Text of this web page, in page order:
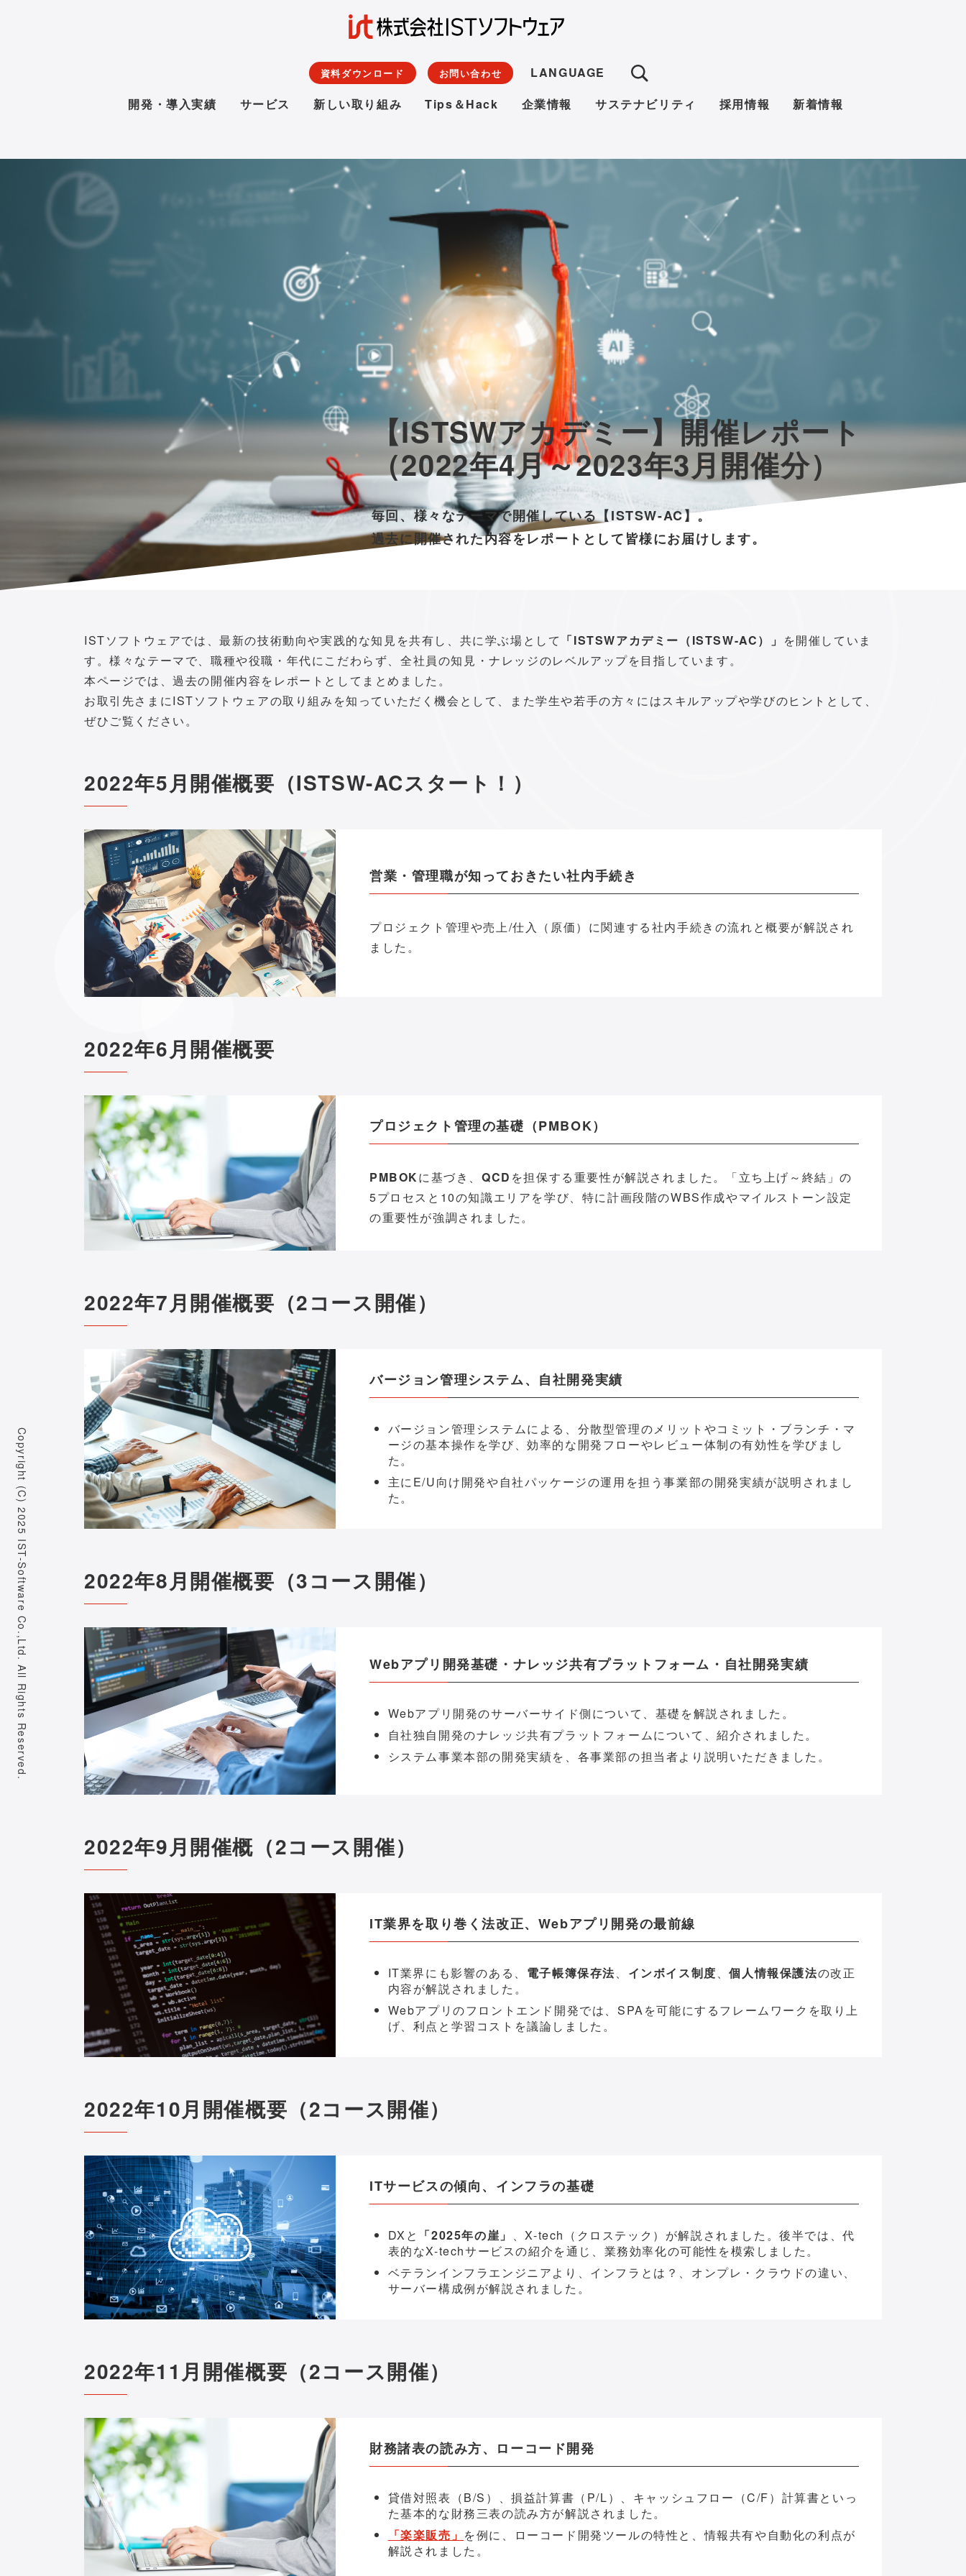
資料ダウンロード お問い合わせ
LANGUAGE
開発・導入実績
サービス 新しい取り組み Tips＆Hack 企業情報 サステナビリティ 採用情報 新着情報
【ISTSWアカデミー】開催レポート
（2022年4月～2023年3月開催分）
毎回、様々なテーマで開催している【ISTSW-AC】。
過去に開催された内容をレポートとして皆様にお届けします。
ISTソフトウェアでは、最新の技術動向や実践的な知見を共有し、共に学ぶ場として 「ISTSWアカデミー（ISTSW-AC）」 を開催していま
す。様々なテーマで、職種や役職・年代にこだわらず、全社員の知見・ナレッジのレベルアップを目指しています。
本ページでは、過去の開催内容をレポートとしてまとめました。
お取引先さまにISTソフトウェアの取り組みを知っていただく機会として、また学生や若手の方々にはスキルアップや学びのヒントとして、
ぜひご覧ください。
2022年5月開催概要（ISTSW-ACスタート！）
営業・管理職が知っておきたい社内手続き
プロジェクト管理や売上/仕入（原価）に関連する社内手続きの流れと概要が解説され
ました。
2022年6月開催概要
プロジェクト管理の基礎（PMBOK）
PMBOKに基づき、 QCD を担保する重要性が解説されました。「立ち上げ～終結」の
5プロセスと10の知識エリアを学び、特に計画段階のWBS作成やマイルストーン設定
の重要性が強調されました。
2022年7月開催概要（2コース開催）
バージョン管理システム、自社開発実績
バージョン管理システムによる、分散型管理のメリットやコミット・ブランチ・マ
ージの基本操作を学び、効率的な開発フローやレビュー体制の有効性を学びまし
た。
主にE/U向け開発や自社パッケージの運用を担う事業部の開発実績が説明されまし
た。
2022年8月開催概要（3コース開催）
Webアプリ開発基礎・ナレッジ共有プラットフォーム・自社開発実績
Webアプリ開発のサーバーサイド側について、基礎を解説されました。
自社独自開発のナレッジ共有プラットフォームについて、紹介されました。
システム事業本部の開発実績を、各事業部の担当者より説明いただきました。
2022年9月開催概（2コース開催）
IT業界を取り巻く法改正、Webアプリ開発の最前線
IT業界にも影響のある、 電子帳簿保存法、 インボイス制度、個人情報保護法の改正
内容が解説されました。
Webアプリのフロントエンド開発では、SPAを可能にするフレームワークを取り上
げ、利点と学習コストを議論しました。
2022年10月開催概要（2コース開催）
ITサービスの傾向、インフラの基礎
DXと 「2025年の崖」 、X-tech（クロステック）が解説されました。後半では、代
表的なX-techサービスの紹介を通じ、業務効率化の可能性を模索しました。
ベテランインフラエンジニアより、インフラとは？、オンプレ・クラウドの違い、
サーバー構成例が解説されました。
2022年11月開催概要（2コース開催）
財務諸表の読み方、ローコード開発
貸借対照表（B/S）、損益計算書（P/L）、キャッシュフロー（C/F）計算書といっ
た基本的な財務三表の読み方が解説されました。
「楽楽販売」 を例に、ローコード開発ツールの特性と、情報共有や自動化の利点が
解説されました。
Copyright (C) 2025 IST-Software Co.,Ltd. All Rights Reserved.